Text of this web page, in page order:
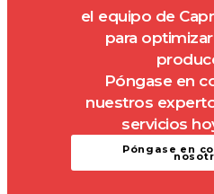
el equipo de
para
Póngase en
nuestros
servicios
Póngase en